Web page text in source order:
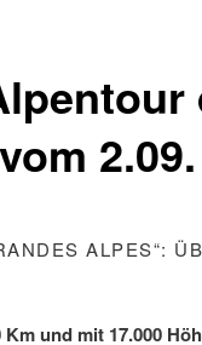
ALPES“:
und mit 17.000